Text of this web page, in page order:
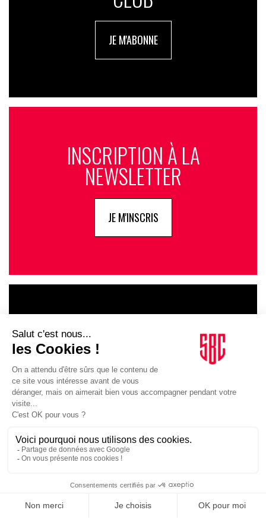
JE M'ABONNE
INSCRIPTION À LA
NEWSLETTER
JE M'INSCRIS
INFLUENCIA
JE DÉCOUVRE LE GROUPE
SUIVEZ-NOUS